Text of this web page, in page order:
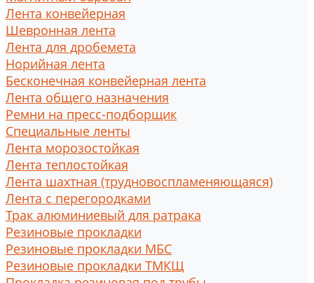
Лента конвейерная
Шевронная лента
Лента для дробемета
Норийная лента
Бесконечная конвейерная лента
Лента общего назначения
Ремни на пресс-подборщик
Специальные ленты
Лента морозостойкая
Лента теплостойкая
Лента шахтная (трудновоспламеняющаяся)
Лента с перегородками
Трак алюминиевый для ратрака
Резиновые прокладки
Резиновые прокладки МБС
Резиновые прокладки ТМКЩ